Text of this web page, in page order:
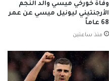
وفاة خورخي ميسي والد النجم
الأرجنتيني ليونيل ميسي عن عمر
68 عاماً
منذ ساعتين